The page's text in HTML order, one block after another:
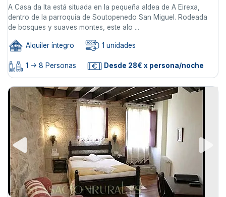
A Casa da Ita está situada en la pequeña aldea de A Eirexa,
dentro de la parroquia de Soutopenedo San Miguel. Rodeada
de bosques y suaves montes, este alo ...
Alquiler íntegro 1 unidades
1 -> 8 Personas Desde 28€ x persona/noche